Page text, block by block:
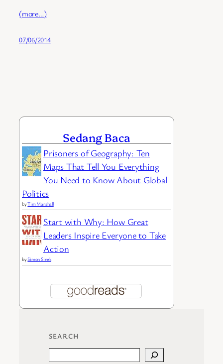
(more…)
07/06/2014
Sedang Baca
Prisoners of Geography: Ten
Maps That Tell You Everything
You Need to Know About Global
Politics
byTim Marshall
Start with Why: How Great
Leaders Inspire Everyone to Take
Action
bySimon Sinek
SEARCH